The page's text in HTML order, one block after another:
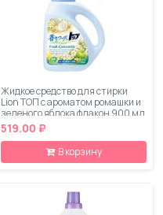
Жидкое средство для стирки
Lion ТОП с ароматом ромашки и
зеленого яблока флакон 900 мл
519.00 ₽
В корзину